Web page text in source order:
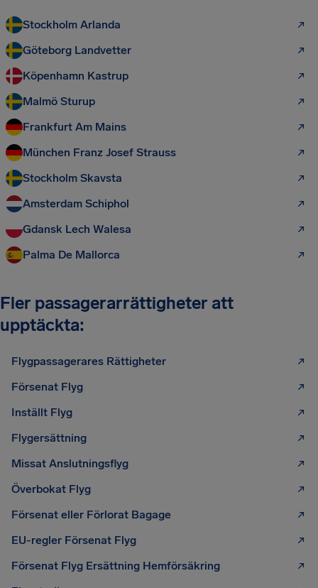
Stockholm Arlanda
Göteborg Landvetter
Köpenhamn Kastrup
Malmö Sturup
Frankfurt Am Mains
München Franz Josef Strauss
Stockholm Skavsta
Amsterdam Schiphol
Gdansk Lech Walesa
Palma De Mallorca
Fler passagerarrättigheter att
upptäckta:
Flygpassagerares Rättigheter
Försenat Flyg
Inställt Flyg
Flygersättning
Missat Anslutningsflyg
Överbokat Flyg
Försenat eller Förlorat Bagage
EU-regler Försenat Flyg
Försenat Flyg Ersättning Hemförsäkring